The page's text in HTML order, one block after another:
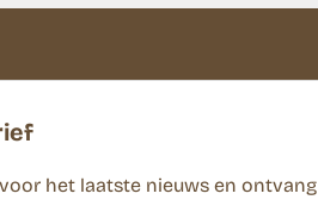
het laatste nieuws en ontvang